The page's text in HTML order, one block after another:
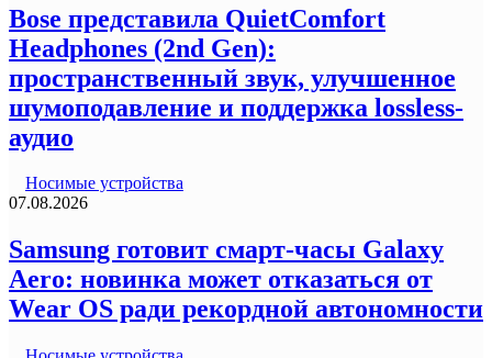
Bose представила QuietComfort
Headphones (2nd Gen):
пространственный звук, улучшенное
шумоподавление и поддержка lossless-
аудио
Носимые устройства
07.08.2026
Samsung готовит смарт-часы Galaxy
Aero: новинка может отказаться от
Wear OS ради рекордной автономности